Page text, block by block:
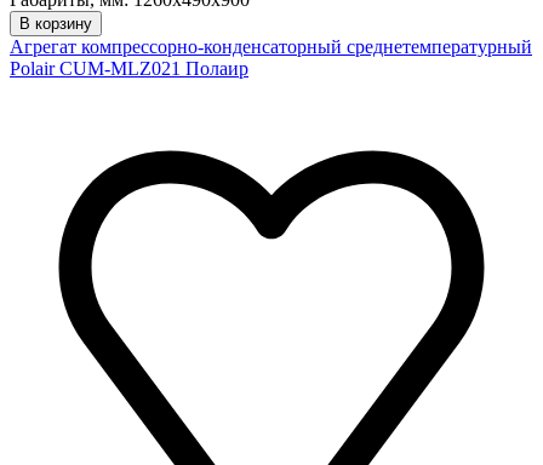
В корзину
Агрегат компрессорно-конденсаторный среднетемпературный
Polair CUM-MLZ021 Полаир